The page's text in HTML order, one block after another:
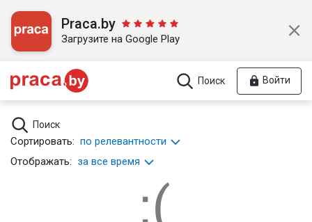
Praca.by
Загрузите на Google Play
Поиск Войти
Поиск
Сортировать: по релевантности
Отображать: за все время